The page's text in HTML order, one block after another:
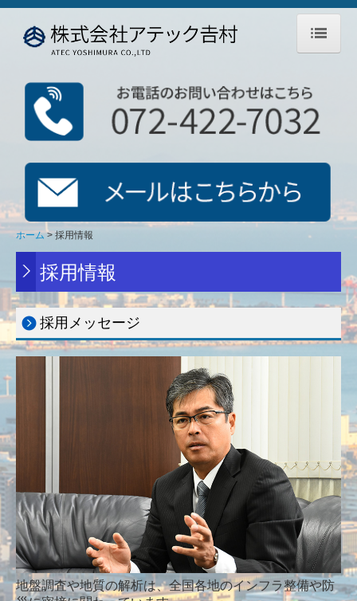
会社案内
技術サービス
業務実績
論文発表
採用情報
先輩社員の声
募集要項 現場調査部門
ホーム 採用情報
採用情報
採用メッセージ
地盤調査や地質の解析は、全国各地のインフラ整備や防